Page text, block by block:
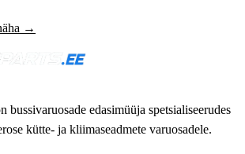
→
bussivaruosade edasimüüja spetsialiseerudes
kütte- ja kliimaseadmete varuosadele.